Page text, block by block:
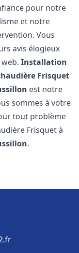
pour notre
et notre
Vous
avis élogieux
web.Installation
Frisquet
est notre
sommes à votre
tout problème
Frisquet à
.